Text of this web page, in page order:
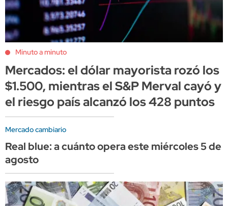
Minuto a minuto
Mercados: el dólar mayorista rozó los
$1.500, mientras el S&P Merval cayó y
el riesgo país alcanzó los 428 puntos
Mercado cambiario
Real blue: a cuánto opera este miércoles 5 de
agosto